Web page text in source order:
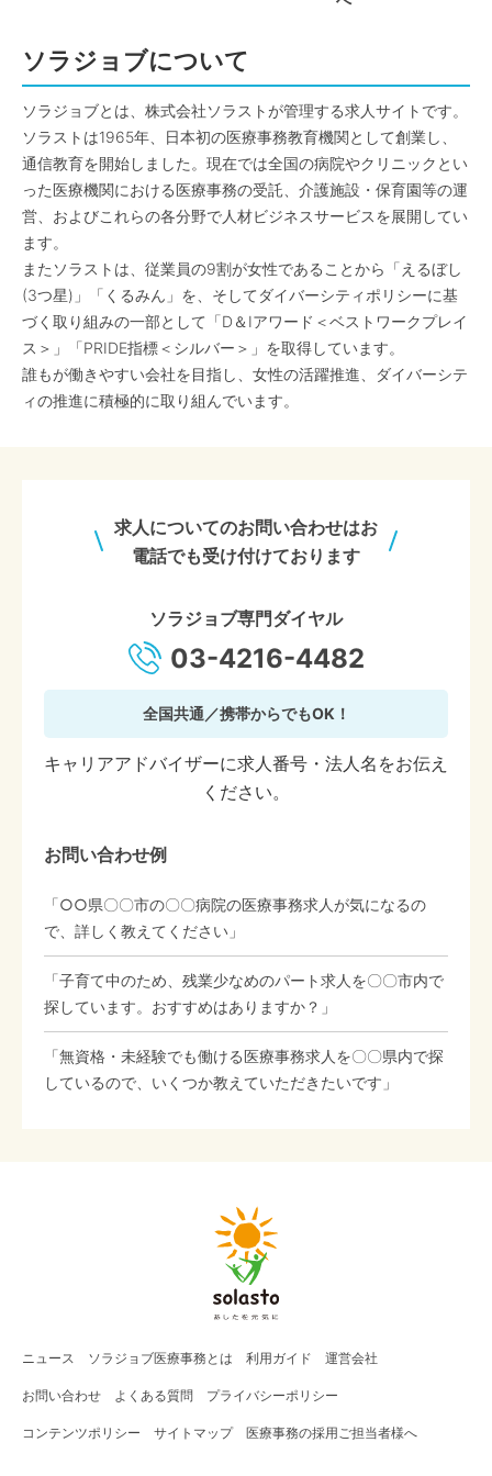
ソラジョブについて
ソラジョブとは、株式会社ソラストが管理する求人サイトです。
ソラストは1965年、日本初の医療事務教育機関として創業し、
通信教育を開始しました。現在では全国の病院やクリニックとい
った医療機関における医療事務の受託、介護施設・保育園等の運
営、およびこれらの各分野で人材ビジネスサービスを展開してい
ます。
またソラストは、従業員の9割が女性であることから「えるぼし
(3つ星)」「くるみん」を、そしてダイバーシティポリシーに基
づく取り組みの一部として「D＆Iアワード＜ベストワークプレイ
ス＞」「PRIDE指標＜シルバー＞」を取得しています。
誰もが働きやすい会社を目指し、女性の活躍推進、ダイバーシテ
ィの推進に積極的に取り組んでいます。
求人についてのお問い合わせはお
電話でも受け付けております
ソラジョブ専門ダイヤル
03-4216-4482
全国共通／携帯からでもOK！
キャリアアドバイザーに求人番号・法人名をお伝え
ください。
お問い合わせ例
「○○県〇〇市の〇〇病院の医療事務求人が気になるの
で、詳しく教えてください」
「子育て中のため、残業少なめのパート求人を〇〇市内で
探しています。おすすめはありますか？」
「無資格・未経験でも働ける医療事務求人を〇〇県内で探
しているので、いくつか教えていただきたいです」
ニュース ソラジョブ医療事務 とは 利用ガイド 運営会社
お問い合わせ よくある質問 プライバシーポリシー
コンテンツポリシー サイトマップ 医療事務の採用ご担当者様へ